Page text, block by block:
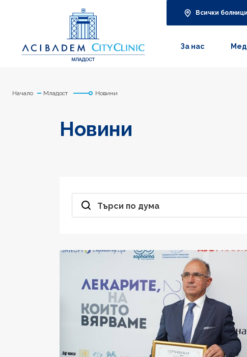
Всички болници
За нас
Начало Младост Новини
Новини
Търси по дума